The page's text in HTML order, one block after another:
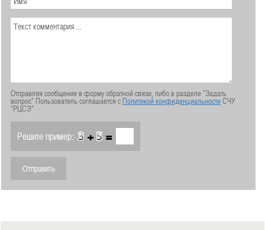
Отправляя сообщение в форму обратной связи, либо в разделе "Задать
вопрос" Пользователь соглашается сПолитикой конфиденциальностиСЧУ
"РЦСЭ"
Решите пример: + =